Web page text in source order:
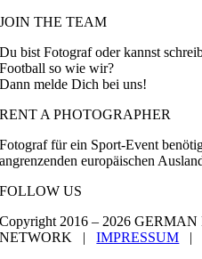
JOIN THE TEAM
Du bist Fotograf oder kannst
Football so wie wir?
Dann melde Dich bei uns!
RENT A PHOTOGRAPHER
Fotograf für ein Sport-Event
angrenzenden europäischen
FOLLOW US
Copyright 2016 – 2026
NETWORK |IMPRESSUM